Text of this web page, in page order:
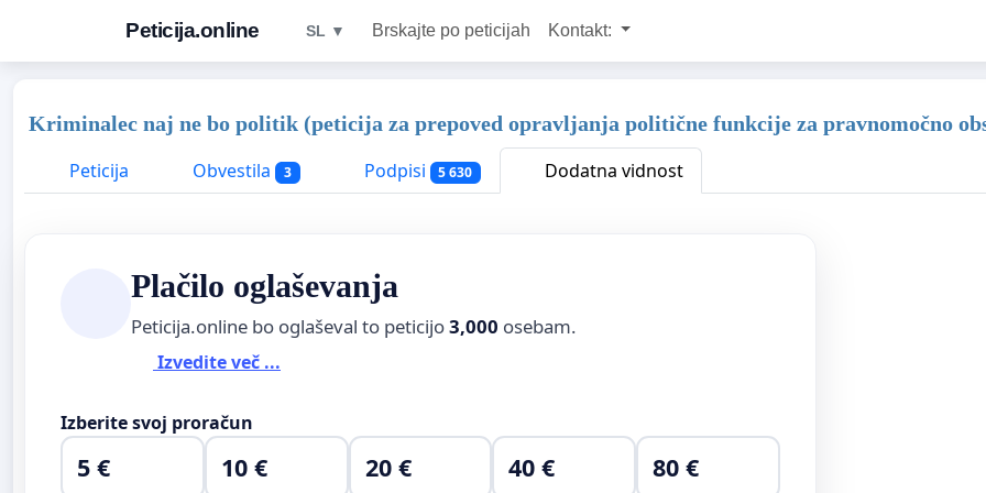
Peticija.online SL ▼ Brskajte po peticijah Kontakt:
Kriminalec naj ne bo politik (peticija za prepoved opravljanja politične funkcije za pravnomočno
Peticija
Obvestila 3 Podpisi 5 630 Dodatna vidnost
Plačilo oglaševanja
Peticija.online bo oglaševal to peticijo3,000 osebam.
Izvedite več ...
Izberite svoj proračun
5 € 10 € 20 € 40 € 80 €